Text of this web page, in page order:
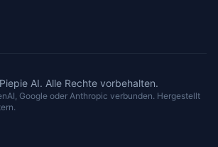
PiepieAI. Alle Rechte vorbehalten.
Google oder Anthropic verbunden. Hergestellt